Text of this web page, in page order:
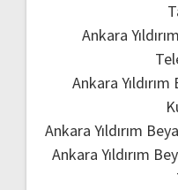
Ankara
Ankara
Ankara Yıldırım
Ankara Yıldırım